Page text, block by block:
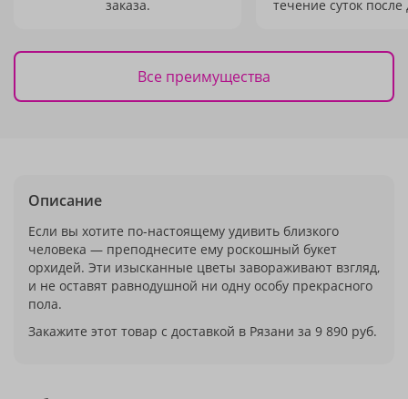
заказа.
течение суток после
Все преимущества
Описание
Если вы хотите по-настоящему удивить близкого
человека — преподнесите ему роскошный букет
орхидей. Эти изысканные цветы завораживают взгляд,
и не оставят равнодушной ни одну особу прекрасного
пола.
Закажите этот товар с доставкой в Рязани за 9 890 руб.